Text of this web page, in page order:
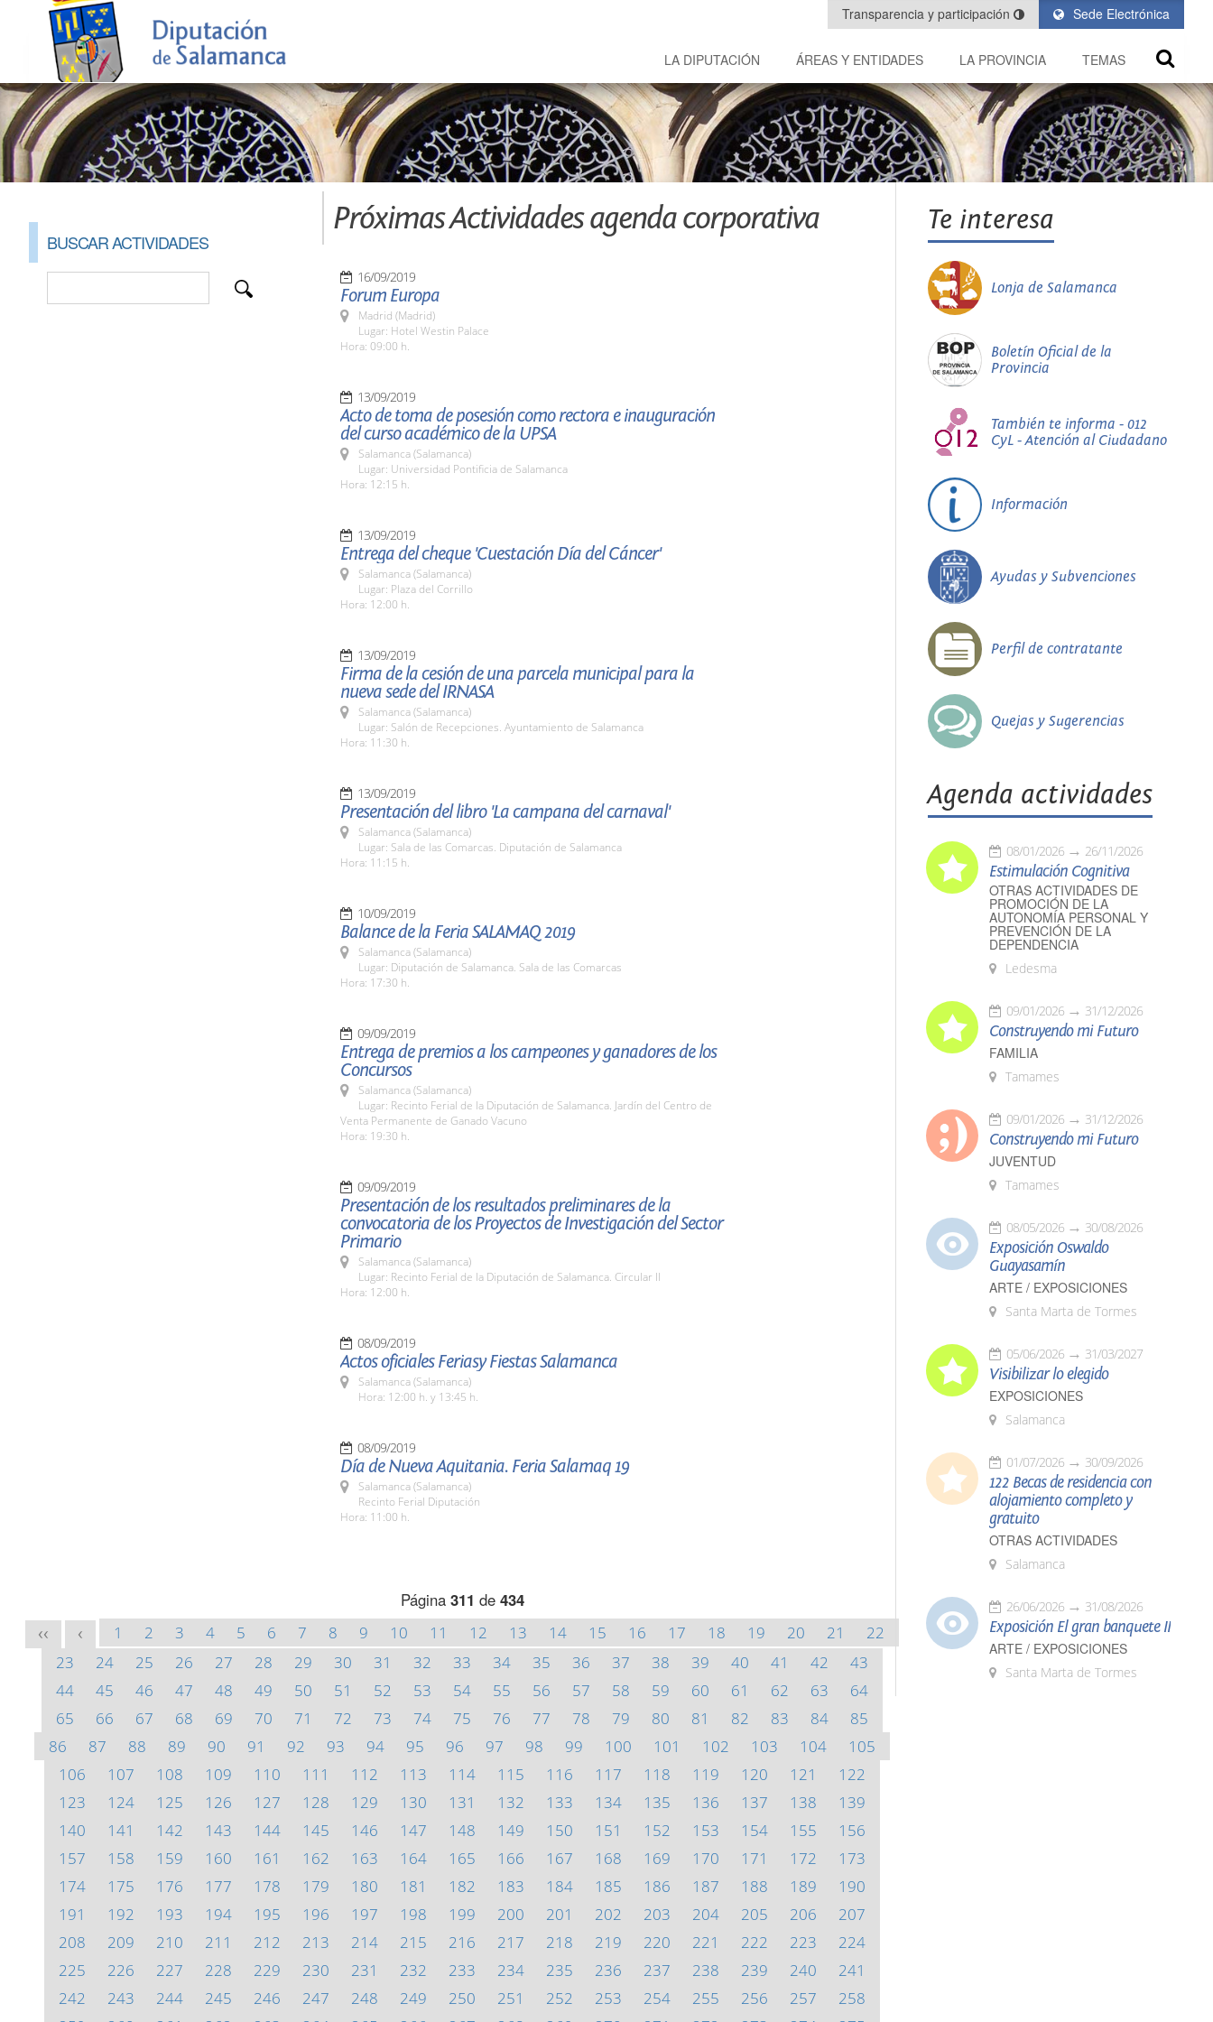
Sede Electrónica
Transparencia y participación
LA DIPUTACIÓN ÁREAS Y ENTIDADES LA PROVINCIA TEMAS
BUSCAR ACTIVIDADES
Próximas Actividades agenda corporativa
16/09/2019
Forum Europa
Madrid (Madrid)
Lugar: Hotel Westin Palace
Hora: 09:00 h.
13/09/2019
Acto de toma de posesión como rectora e inauguración
del curso académico de la UPSA
Salamanca (Salamanca)
Lugar: Universidad Pontificia de Salamanca
Hora: 12:15 h.
13/09/2019
Entrega del cheque 'Cuestación Día del Cáncer'
Salamanca (Salamanca)
Lugar: Plaza del Corrillo
Hora: 12:00 h.
13/09/2019
Firma de la cesión de una parcela municipal para la
nueva sede del IRNASA
Salamanca (Salamanca)
Lugar: Salón de Recepciones. Ayuntamiento de Salamanca
Hora: 11:30 h.
13/09/2019
Presentación del libro 'La campana del carnaval'
Salamanca (Salamanca)
Lugar: Sala de las Comarcas. Diputación de Salamanca
Hora: 11:15 h.
10/09/2019
Balance de la Feria SALAMAQ 2019
Salamanca (Salamanca)
Lugar: Diputación de Salamanca. Sala de las Comarcas
Hora: 17:30 h.
09/09/2019
Entrega de premios a los campeones y ganadores de los
Concursos
Salamanca (Salamanca)
Lugar: Recinto Ferial de la Diputación de Salamanca. Jardín del Centro de
Venta Permanente de Ganado Vacuno
Hora: 19:30 h.
09/09/2019
Presentación de los resultados preliminares de la
convocatoria de los Proyectos de Investigación del Sector
Primario
Salamanca (Salamanca)
Lugar: Recinto Ferial de la Diputación de Salamanca. Circular II
Hora: 12:00 h.
08/09/2019
Actos oficiales Feriasy Fiestas Salamanca
Salamanca (Salamanca)
Hora: 12:00 h. y 13:45 h.
08/09/2019
Día de Nueva Aquitania. Feria Salamaq 19
Salamanca (Salamanca)
Recinto Ferial Diputación
Hora: 11:00 h.
Página 311 de 434
<< < 1 2 3 4 5 6 7 8 9 10 11 12 13 14 15 16 17 18 19 20 21
22
23
24 25 26 27 28 29 30 31 32 33 34 35 36 37 38 39 40 41 42
43
44
45 46 47 48 49 50 51 52 53 54 55 56 57 58 59 60 61 62 63
64
65
66 67 68 69 70 71 72 73 74 75 76 77 78 79 80 81 82 83 84
85
86
87 88 89 90 91 92 93 94 95 96 97 98 99 100 101 102 103 104
105
106
107 108 109 110 111 112 113 114 115 116 117 118 119 120 121
122
123
124 125 126 127 128 129 130 131 132 133 134 135 136 137 138
139
140
141 142 143 144 145 146 147 148 149 150 151 152 153 154 155
156
157
158 159 160 161 162 163 164 165 166 167 168 169 170 171 172
173
174
175 176 177 178 179 180 181 182 183 184 185 186 187 188 189
190
191
192 193 194 195 196 197 198 199 200 201 202 203 204 205 206
207
208
209 210 211 212 213 214 215 216 217 218 219 220 221 222 223
224
225
226 227 228 229 230 231 232 233 234 235 236 237 238 239 240
241
242
243 244 245 246 247 248 249 250 251 252 253 254 255 256 257
258
Te interesa
Lonja de Salamanca
Boletín Oficial de la
Provincia
También te informa - 012
CyL - Atención al Ciudadano
Información
Ayudas y Subvenciones
Perfil de contratante
Quejas y Sugerencias
Agenda actividades
08/01/2026 26/11/2026
Estimulación Cognitiva
OTRAS ACTIVIDADES DE
PROMOCIÓN DE LA
AUTONOMÍA PERSONAL Y
PREVENCIÓN DE LA
DEPENDENCIA
Ledesma
09/01/2026 31/12/2026
Construyendo mi Futuro
FAMILIA
Tamames
09/01/2026 31/12/2026
Construyendo mi Futuro
JUVENTUD
Tamames
08/05/2026 30/08/2026
Exposición Oswaldo
Guayasamín
ARTE / EXPOSICIONES
Santa Marta de Tormes
05/06/2026 31/03/2027
Visibilizar lo elegido
EXPOSICIONES
Salamanca
01/07/2026 30/09/2026
122 Becas de residencia con
alojamiento completo y
gratuito
OTRAS ACTIVIDADES
Salamanca
26/06/2026 31/08/2026
Exposición El gran banquete II
ARTE / EXPOSICIONES
Santa Marta de Tormes